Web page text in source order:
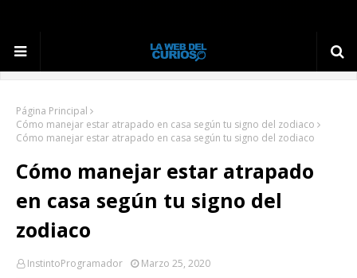
Página Principal
Cómo manejar estar atrapado en casa según tu signo del zodiaco
Cómo manejar estar atrapado en casa según tu signo del zodiaco
Cómo manejar estar atrapado
en casa según tu signo del
zodiaco
InstintoProgramador Marzo 25, 2020